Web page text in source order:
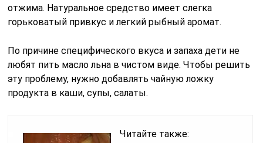
отжима. Натуральное средство имеет слегка
горьковатый привкус и легкий рыбный аромат.
По причине специфического вкуса и запаха дети не
любят пить масло льна в чистом виде. Чтобы решить
эту проблему, нужно добавлять чайную ложку
продукта в каши, супы, салаты.
Читайте также: